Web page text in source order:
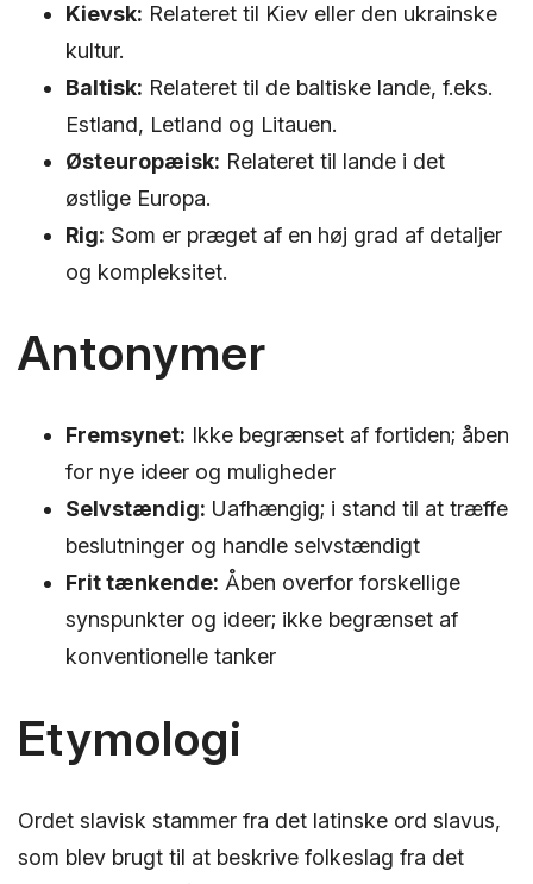
Kievsk: Relateret til Kiev eller den ukrainske
kultur.
Baltisk: Relateret til de baltiske lande, f.eks.
Estland, Letland og Litauen.
Østeuropæisk: Relateret til lande i det
østlige Europa.
Rig: Som er præget af en høj grad af detaljer
og kompleksitet.
Antonymer
Fremsynet: Ikke begrænset af fortiden; åben
for nye ideer og muligheder
Selvstændig: Uafhængig; i stand til at træffe
beslutninger og handle selvstændigt
Frit tænkende: Åben overfor forskellige
synspunkter og ideer; ikke begrænset af
konventionelle tanker
Etymologi
Ordet slavisk stammer fra det latinske ord slavus,
som blev brugt til at beskrive folkeslag fra det